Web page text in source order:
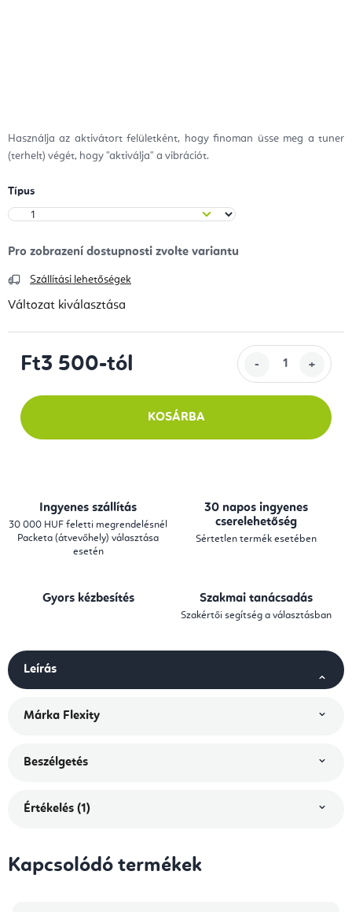
Használja az aktivátort felületként, hogy finoman üsse meg a tuner
(terhelt) végét, hogy "aktiválja" a vibrációt.
Típus
Szállítási lehetőségek
Változat kiválasztása
Ft3 500-tól
KOSÁRBA
Ingyenes szállítás
30 000 HUF feletti megrendelésnél
Packeta (átvevőhely) választása
esetén
30 napos ingyenes
cserelehetőség
Sértetlen termék esetében
Gyors kézbesítés Szakmai tanácsadás
Szakértői segítség a választásban
Leírás
Márka Flexity
Beszélgetés
Értékelés (1)
Kapcsolódó termékek